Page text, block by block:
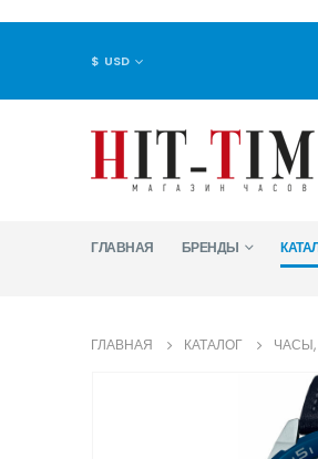
$ USD
ГЛАВНАЯ БРЕНДЫ
ГЛАВНАЯ КАТАЛОГ ЧАСЫ,